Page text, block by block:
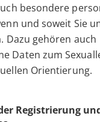
besondere
und soweit Sie
Dazu gehören auch
Daten zum
Orientierung.
Registrierung